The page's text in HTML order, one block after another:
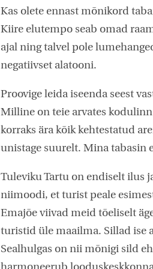
Kas olete ennast mõnikord
Kiire elutempo seab omad
ajal ning talvel pole
negatiivset alatooni.
Proovige leida iseenda seest
Milline on teie arvates
korraks ära kõik kehtestatud
unistage suurelt. Mina tabasin
Tuleviku Tartu on endiselt ilus
niimoodi, et turist peale
Emajõe viivad meid tõeliselt
turistid üle maailma. Sillad ise
Sealhulgas on nii mõnigi sild